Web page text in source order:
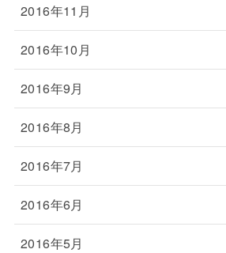
2016年11月
2016年10月
2016年9月
2016年8月
2016年7月
2016年6月
2016年5月